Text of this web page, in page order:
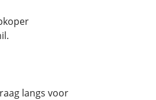
langs voor